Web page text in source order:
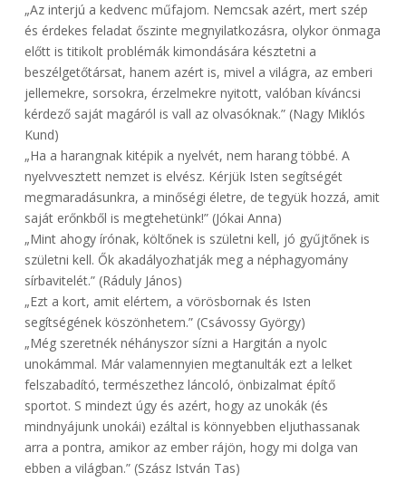
„Az interjú a kedvenc műfajom. Nemcsak azért, mert szép
és érdekes feladat őszinte megnyilatkozásra, olykor önmaga
előtt is titikolt problémák kimondására késztetni a
beszélgetőtársat, hanem azért is, mivel a világra, az emberi
jellemekre, sorsokra, érzelmekre nyitott, valóban kíváncsi
kérdező saját magáról is vall az olvasóknak.” (Nagy Miklós
Kund)
„Ha a harangnak kitépik a nyelvét, nem harang többé. A
nyelvvesztett nemzet is elvész. Kérjük Isten segítségét
megmaradásunkra, a minőségi életre, de tegyük hozzá, amit
saját erőnkből is megtehetünk!” (Jókai Anna)
„Mint ahogy írónak, költőnek is születni kell, jó gyűjtőnek is
születni kell. Ők akadályozhatják meg a néphagyomány
sírbavitelét.” (Ráduly János)
„Ezt a kort, amit elértem, a vörösbornak és Isten
segítségének köszönhetem.” (Csávossy György)
„Még szeretnék néhányszor sízni a Hargitán a nyolc
unokámmal. Már valamennyien megtanulták ezt a lelket
felszabadító, természethez láncoló, önbizalmat építő
sportot. S mindezt úgy és azért, hogy az unokák (és
mindnyájunk unokái) ezáltal is könnyebben eljuthassanak
arra a pontra, amikor az ember rájön, hogy mi dolga van
ebben a világban.” (Szász István Tas)